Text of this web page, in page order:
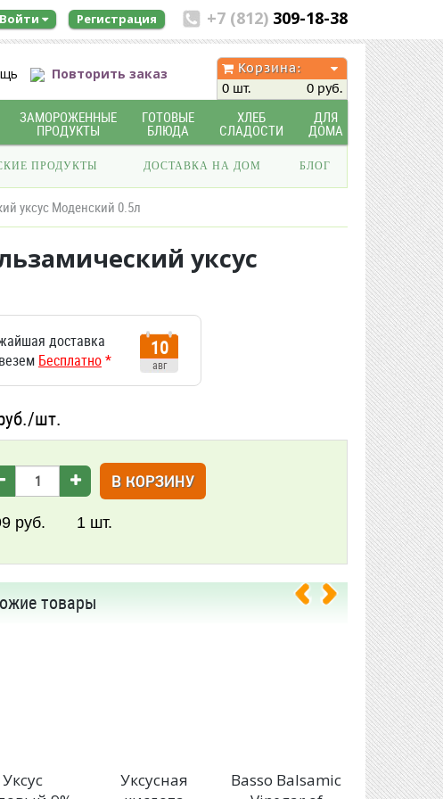
+7 (812) 309-18-38
Войти Регистрация
Повторить заказ
Корзина:
0 шт.
0 руб.
ЗАМОРОЖЕННЫЕ
ПРОДУКТЫ
ГОТОВЫЕ
БЛЮДА
ХЛЕБ
СЛАДОСТИ
ДЛЯ
ДОМА
ПРОДУКТЫ ДОСТАВКА НА ДОМ БЛОГ
уксус Моденский 0.5л
уксус
доставка
Бесплатно*
10
авг
шт.
В КОРЗИНУ
руб. 1 шт.
товары
Уксус
Уксусная
Basso Balsamic
Уксус